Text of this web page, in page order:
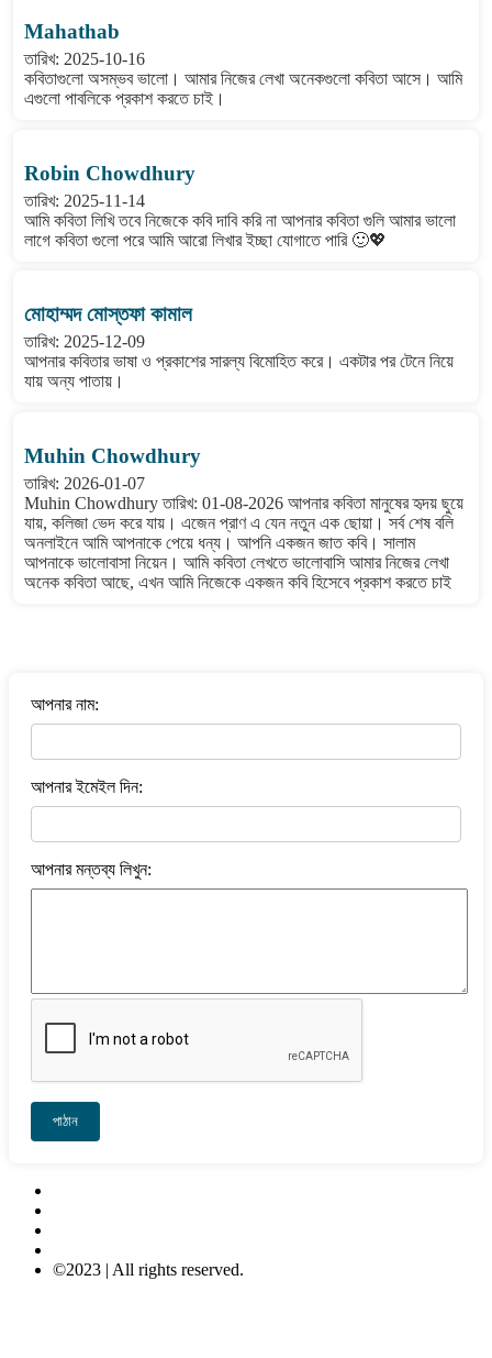
Mahathab
তারিখ: 2025-10-16
কবিতাগুলো অসম্ভব ভালো। আমার নিজের লেখা অনেকগুলো কবিতা আসে। আমি
এগুলো পাবলিকে প্রকাশ করতে চাই।
Robin Chowdhury
তারিখ: 2025-11-14
আমি কবিতা লিখি তবে নিজেকে কবি দাবি করি না আপনার কবিতা গুলি আমার ভালো
লাগে কবিতা গুলো পরে আমি আরো লিখার ইচ্ছা যোগাতে পারি 🙂💖
মোহাম্মদ মোস্তফা কামাল
তারিখ: 2025-12-09
আপনার কবিতার ভাষা ও প্রকাশের সারল্য বিমোহিত করে। একটার পর টেনে নিয়ে
যায় অন্য পাতায়।
Muhin Chowdhury
তারিখ: 2026-01-07
Muhin Chowdhury তারিখ: 01-08-2026 আপনার কবিতা মানুষের হৃদয় ছুয়ে
যায়, কলিজা ভেদ করে যায়। এজেন প্রাণ এ যেন নতুন এক ছোয়া। সর্ব শেষ বলি
অনলাইনে আমি আপনাকে পেয়ে ধন্য। আপনি একজন জাত কবি। সালাম
আপনাকে ভালোবাসা নিয়েন। আমি কবিতা লেখতে ভালোবাসি আমার নিজের লেখা
অনেক কবিতা আছে, এখন আমি নিজেকে একজন কবি হিসেবে প্রকাশ করতে চাই
আপনার নাম:
আপনার ইমেইল দিন:
আপনার মন্তব্য লিখুন:
পাঠান
©2023 | All rights reserved.